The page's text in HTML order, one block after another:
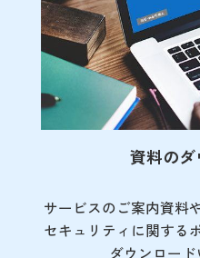
資料の
サービスのご案内資料
セキュリティに関する
ダウンロード